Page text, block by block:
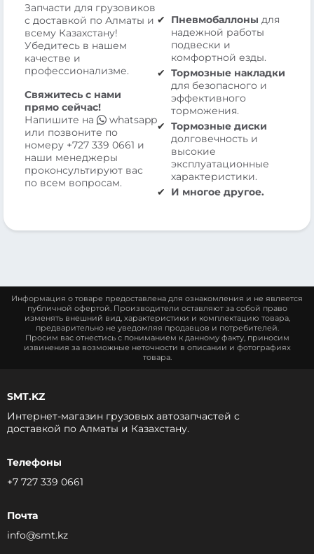
Запчасти для грузовиков
с доставкой по Алматы и
всему Казахстану!
Убедитесь в нашем
качестве и
профессионализме.
Свяжитесь с нами
прямо сейчас!
Напишите на
whatsapp
или позвоните по
номеру +727 339 0661 и
наши менеджеры
проконсультируют вас
по всем вопросам.
Пневмобаллоны для
надежной работы
подвески и
комфортной езды.
Тормозные накладки
для безопасного и
эффективного
торможения.
Тормозные диски
долговечность и
высокие
эксплуатационные
характеристики.
И многое другое.
Информация о товаре предоставлена для ознакомления и не является
публичной офертой. Производители оставляют за собой право
изменять внешний вид, характеристики и комплектацию товара,
предварительно не уведомляя продавцов и потребителей.
Просим вас отнестись с пониманием к данному факту, приносим
извинения за возможные неточности в описании и фотографиях
товара.
SMT.KZ
Интернет-магазин грузовых автозапчастей c
доставкой по Алматы и Казахстану.
Телефоны
+7 727 339 0661
Почта
info@smt.kz